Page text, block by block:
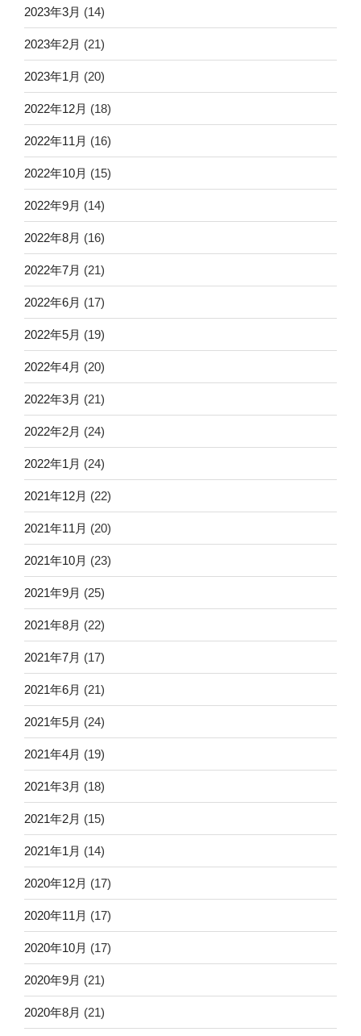
2023年3月 (14)
2023年2月 (21)
2023年1月 (20)
2022年12月 (18)
2022年11月 (16)
2022年10月 (15)
2022年9月 (14)
2022年8月 (16)
2022年7月 (21)
2022年6月 (17)
2022年5月 (19)
2022年4月 (20)
2022年3月 (21)
2022年2月 (24)
2022年1月 (24)
2021年12月 (22)
2021年11月 (20)
2021年10月 (23)
2021年9月 (25)
2021年8月 (22)
2021年7月 (17)
2021年6月 (21)
2021年5月 (24)
2021年4月 (19)
2021年3月 (18)
2021年2月 (15)
2021年1月 (14)
2020年12月 (17)
2020年11月 (17)
2020年10月 (17)
2020年9月 (21)
2020年8月 (21)